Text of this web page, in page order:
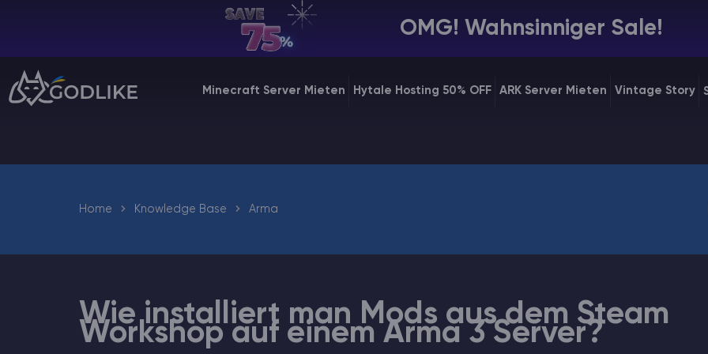
OMG! Wahnsinniger Sale!
Minecraft Server Mieten Hytale Hosting 50% OFF ARK Server Mieten Vintage Story
Billing Panel
Manage your servers & payments
Manage game server
VPS Panel
Home Knowledge Base Arma
Wie installiert man Mods aus dem Steam
Workshop auf einem Arma 3 Server?